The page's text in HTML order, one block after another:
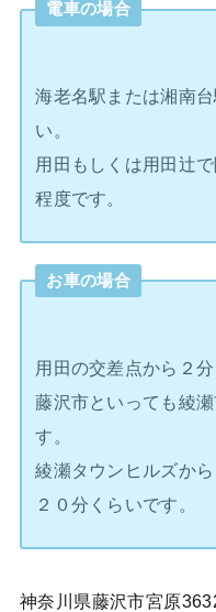
電車の場合
海老名駅または湘南
い。
用田もしくは用田辻
程度です。
お車の場合
用田の交差点から２
藤沢市といっても綾
す。
綾瀬タウンヒルズか
２０分くらいです。
神奈川県藤沢市宮原